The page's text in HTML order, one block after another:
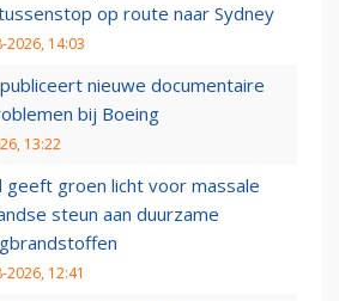
op route naar Sydney
2026, 14:03
nieuwe documentaire
bij Boeing
13:22
geeft groen licht voor massale
steun aan duurzame
2026, 12:41